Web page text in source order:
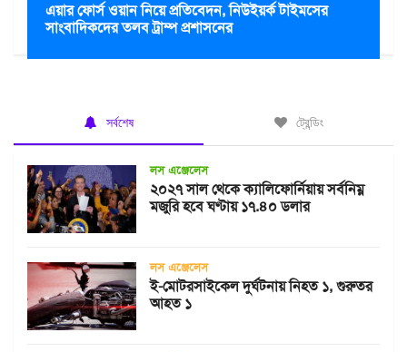
এয়ার ফোর্স ওয়ান নিয়ে প্রতিবেদন, নিউইয়র্ক টাইমসের
সাংবাদিকদের তলব ট্রাম্প প্রশাসনের
সর্বশেষ ট্রেন্ডিং
লস এঞ্জেলেস
২০২৭ সাল থেকে ক্যালিফোর্নিয়ায় সর্বনিম্ন
মজুরি হবে ঘণ্টায় ১৭.৪০ ডলার
লস এঞ্জেলেস
ই-মোটরসাইকেল দুর্ঘটনায় নিহত ১, গুরুতর
আহত ১